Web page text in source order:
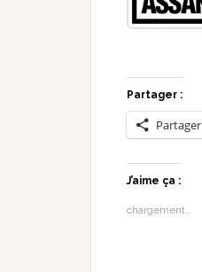
Partager :
Partager
J’aime ça :
chargement…